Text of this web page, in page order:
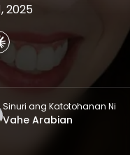
2025
Sinuri ang Katotohanan Ni
Vahe Arabian